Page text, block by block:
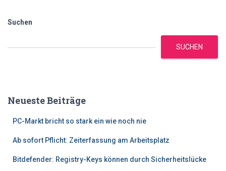
Suchen
SUCHEN
Neueste Beiträge
PC-Markt bricht so stark ein wie noch nie
Ab sofort Pflicht: Zeiterfassung am Arbeitsplatz
Bitdefender: Registry-Keys können durch Sicherheitslücke